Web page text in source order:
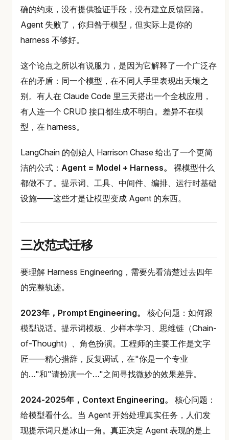
确的约束，没有提供验证手段，没有建立反馈回路。
Agent 失败了，你归咎于模型，但实际上是你的
harness 不够好。
这个论点之所以有说服力，是因为它解释了一个广泛存
在的矛盾：同一个模型，在不同人手里表现出天壤之
别。有人在 Claude Code 里三天搭出一个全栈应用，
有人连一个 CRUD 接口都生成不明白。差异不在模
型，在 harness。
LangChain 的创始人 Harrison Chase 给出了一个更简
洁的公式： Agent = Model + Harness。
裸模型什么
都做不了。提示词、工具、中间件、编排、运行时基础
设施——这些才是让模型变成 Agent 的东西。
三次范式迁移
要理解 Harness Engineering，需要先看清楚过去四年
的完整轨迹。
2023年，Prompt Engineering。
核心问题：如何跟
模型说话。提示词模板、少样本学习、思维链（Chain-
of-Thought）、角色扮演。工程师的主要工作是文字
匠——精心措辞，反复调试，在"你是一个专业
的…"和"请扮演一个…"之间寻找微妙的效果差异。
2024-2025年，Context Engineering。
核心问题：
给模型看什么。当 Agent 开始处理真实任务，人们发
现提示词只是冰山一角。真正决定 Agent 表现的是上